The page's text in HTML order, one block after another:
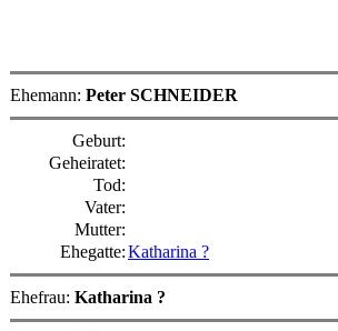
Ehemann: Peter SCHNEIDER
Geburt:
Geheiratet:
Tod:
Vater:
Mutter:
Ehegatte:Katharina ?
Ehefrau: Katharina ?